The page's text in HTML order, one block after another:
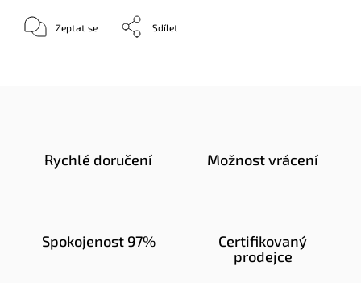
Zeptat se Sdílet
Rychlé doručení Možnost vrácení
Spokojenost 97%
Certifikovaný
prodejce